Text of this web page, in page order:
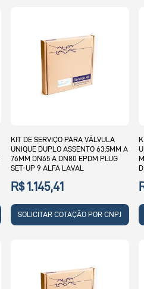
KIT DE SERVIÇO PARA VÁLVULA
UNIQUE DUPLO ASSENTO 63.5MM A
76MM DN65 A DN80 EPDM PLUG
SET-UP 9 ALFA LAVAL
R$ 1.145,41
SOLICITAR COTAÇÃO POR CNPJ